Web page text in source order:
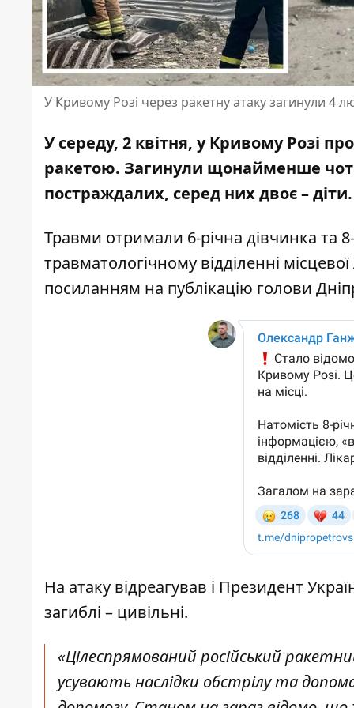
У Кривому Розі через ракетну атаку загинули 4
У середу, 2 квітня, у Кривому Розі
ракетою. Загинули щонайменше
постраждалих, серед них двоє – діти.
Травми отримали 6-річна дівчинка та
травматологічному відділенні
посиланням на публікацію голови
На атаку відреагував і Президент
загиблі – цивільні.
«Цілеспрямований російський
усувають наслідки обстрілу та